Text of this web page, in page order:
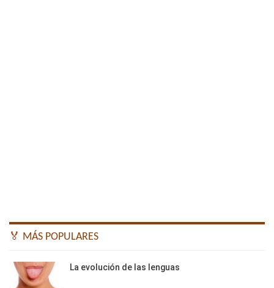
🏅 MÁS POPULARES
La evolución de las lenguas